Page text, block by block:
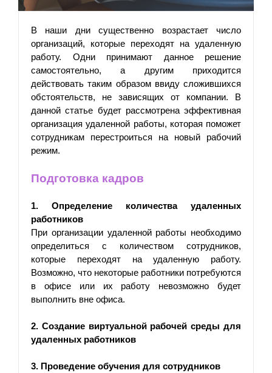
В наши дни существенно возрастает число
организаций, которые переходят на удаленную
работу. Одни принимают данное решение
самостоятельно, а другим приходится
действовать таким образом ввиду сложившихся
обстоятельств, не зависящих от компании. В
данной статье будет рассмотрена эффективная
организация удаленной работы, которая поможет
сотрудникам перестроиться на новый рабочий
режим.
Подготовка кадров
1. Определение количества удаленных
работников
При организации удаленной работы необходимо
определиться с количеством сотрудников,
которые переходят на удаленную работу.
Возможно, что некоторые работники потребуются
в офисе или их работу невозможно будет
выполнить вне офиса.
2. Создание виртуальной рабочей среды для
удаленных работников
3. Проведение обучения для сотрудников